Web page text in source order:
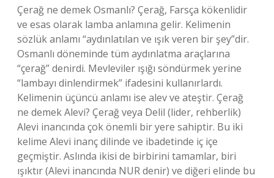
Çerağ ne demek Osmanlı? Çerağ, Farsça kökenlidir
ve esas olarak lamba anlamına gelir. Kelimenin
sözlük anlamı “aydınlatılan ve ışık veren bir şey”dir.
Osmanlı döneminde tüm aydınlatma araçlarına
“çerağ” denirdi. Mevleviler ışığı söndürmek yerine
“lambayı dinlendirmek” ifadesini kullanırlardı.
Kelimenin üçüncü anlamı ise alev ve ateştir. Çerağ
ne demek Alevi? Çerağ veya Delil (lider, rehberlik)
Alevi inancında çok önemli bir yere sahiptir. Bu iki
kelime Alevi inanç dilinde ve ibadetinde iç içe
geçmiştir. Aslında ikisi de birbirini tamamlar, biri
ışıktır (Alevi inancında NUR denir) ve diğeri elinde bu